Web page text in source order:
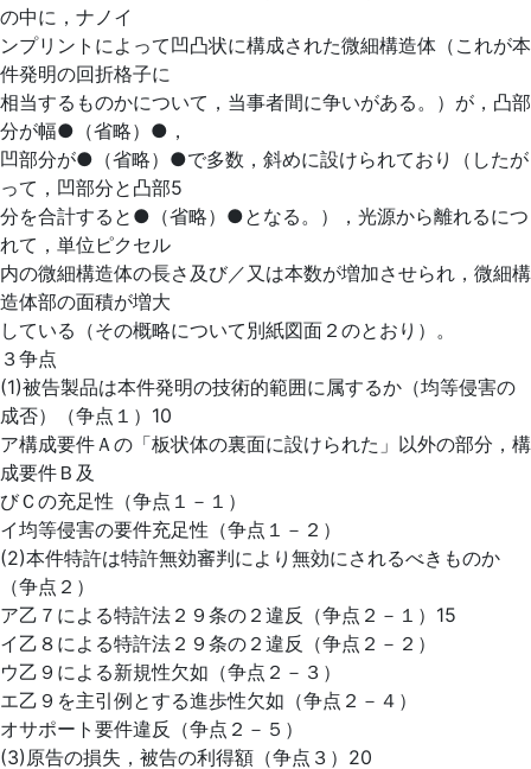
の中に，ナノイ
ンプリントによって凹凸状に構成された微細構造体（これが本
件発明の回折格子に
相当するものかについて，当事者間に争いがある。）が，凸部
分が幅●（省略）●，
凹部分が●（省略）●で多数，斜めに設けられており（したが
って，凹部分と凸部5
分を合計すると●（省略）●となる。），光源から離れるにつ
れて，単位ピクセル
内の微細構造体の長さ及び／又は本数が増加させられ，微細構
造体部の面積が増大
している（その概略について別紙図面２のとおり）。
３争点
(1)被告製品は本件発明の技術的範囲に属するか（均等侵害の
成否）（争点１）10
ア構成要件Ａの「板状体の裏面に設けられた」以外の部分，構
成要件Ｂ及
びＣの充足性（争点１－１）
イ均等侵害の要件充足性（争点１－２）
(2)本件特許は特許無効審判により無効にされるべきものか
（争点２）
ア乙７による特許法２９条の２違反（争点２－１）15
イ乙８による特許法２９条の２違反（争点２－２）
ウ乙９による新規性欠如（争点２－３）
エ乙９を主引例とする進歩性欠如（争点２－４）
オサポート要件違反（争点２－５）
(3)原告の損失，被告の利得額（争点３）20